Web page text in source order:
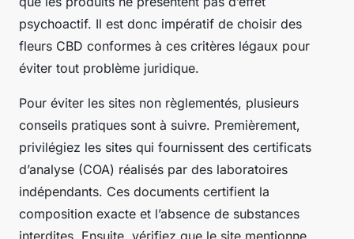
psychoactif. Il est donc impératif de choisir des
fleurs CBD conformes à ces critères légaux pour
éviter tout problème juridique.
Pour éviter les sites non règlementés, plusieurs
conseils pratiques sont à suivre. Premièrement,
privilégiez les sites qui fournissent des certificats
d’analyse (COA) réalisés par des laboratoires
indépendants. Ces documents certifient la
composition exacte et l’absence de substances
interdites. Ensuite, vérifiez que le site mentionne